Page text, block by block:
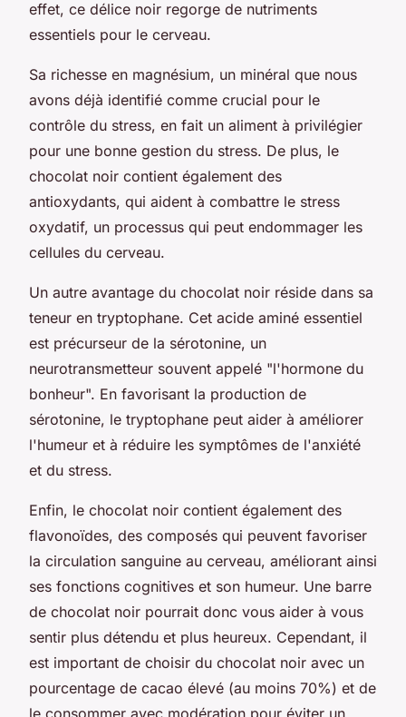
effet, ce délice noir regorge de nutriments
essentiels pour le cerveau.
Sa richesse en magnésium, un minéral que nous
avons déjà identifié comme crucial pour le
contrôle du stress, en fait un aliment à privilégier
pour une bonne gestion du stress. De plus, le
chocolat noir contient également des
antioxydants, qui aident à combattre le stress
oxydatif, un processus qui peut endommager les
cellules du cerveau.
Un autre avantage du chocolat noir réside dans sa
teneur en tryptophane. Cet acide aminé essentiel
est précurseur de la sérotonine, un
neurotransmetteur souvent appelé "l'hormone du
bonheur". En favorisant la production de
sérotonine, le tryptophane peut aider à améliorer
l'humeur et à réduire les symptômes de l'anxiété
et du stress.
Enfin, le chocolat noir contient également des
flavonoïdes, des composés qui peuvent favoriser
la circulation sanguine au cerveau, améliorant ainsi
ses fonctions cognitives et son humeur. Une barre
de chocolat noir pourrait donc vous aider à vous
sentir plus détendu et plus heureux. Cependant, il
est important de choisir du chocolat noir avec un
pourcentage de cacao élevé (au moins 70%) et de
le consommer avec modération pour éviter un